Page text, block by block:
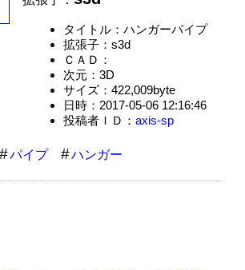
タイトル：ハンガーパイプ
拡張子：s3d
ＣＡＤ：
次元：3D
サイズ：422,009byte
日時：2017-05-06 12:16:46
投稿者ＩＤ： axis-sp
パイプ ハンガー